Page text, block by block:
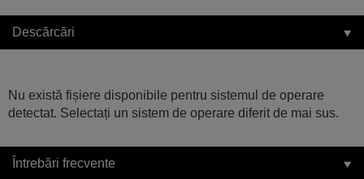
Descărcări
Nu există fișiere disponibile pentru sistemul de operare
detectat. Selectați un sistem de operare diferit de mai sus.
Întrebări frecvente